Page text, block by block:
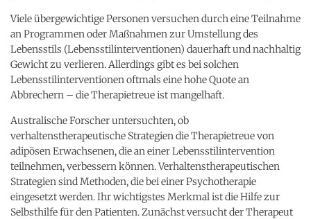
Viele übergewichtige Personen versuchen durch eine Teilnahme
an Programmen oder Maßnahmen zur Umstellung des
Lebensstils (Lebensstilinterventionen) dauerhaft und nachhaltig
Gewicht zu verlieren. Allerdings gibt es bei solchen
Lebensstilinterventionen oftmals eine hohe Quote an
Abbrechern – die Therapietreue ist mangelhaft.
Australische Forscher untersuchten, ob
verhaltenstherapeutische Strategien die Therapietreue von
adipösen Erwachsenen, die an einer Lebensstilintervention
teilnehmen, verbessern können. Verhaltenstherapeutischen
Strategien sind Methoden, die bei einer Psychotherapie
eingesetzt werden. Ihr wichtigstes Merkmal ist die Hilfe zur
Selbsthilfe für den Patienten. Zunächst versucht der Therapeut